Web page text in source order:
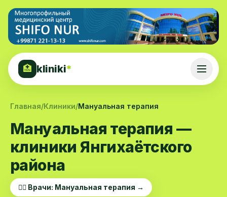
🏥 kliniki*
Главная/Клиники/Мануальная терапия
Мануальная терапия —
клиники Янгихаётского
района
👨‍⚕️ Врачи: Мануальная терапия →